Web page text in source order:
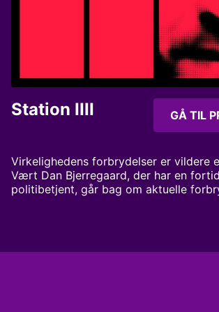
forureningerne er blevet håndteret.
Station IIII GÅ TIL
Virkelighedens forbrydelser er vildere
Vært Dan Bjerregaard, der har en
politibetjent, går bag om aktuelle